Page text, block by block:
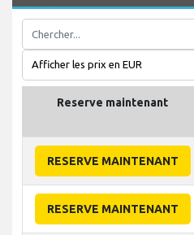
Reserve maintenant
RESERVE MAINTENANT
RESERVE MAINTENANT